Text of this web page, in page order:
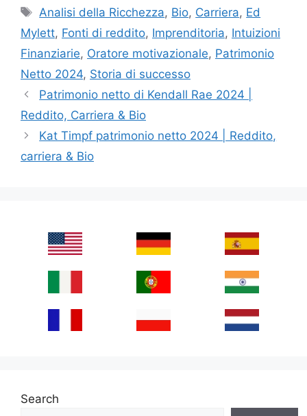
Tags
Analisi della Ricchezza, Bio, Carriera, Ed
Mylett, Fonti di reddito, Imprenditoria, Intuizioni
Finanziarie, Oratore motivazionale, Patrimonio
Netto 2024, Storia di successo
Patrimonio netto di Kendall Rae 2024 |
Reddito, Carriera & Bio
Kat Timpf patrimonio netto 2024 | Reddito,
carriera & Bio
Search